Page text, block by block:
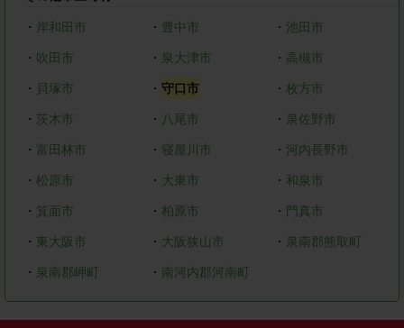
・ 岸和田市 ・ 豊中市 ・ 池田市
・ 吹田市 ・ 泉大津市 ・ 高槻市
・ 貝塚市 ・ 守口市 ・枚方市
・ 茨木市 ・ 八尾市 ・ 泉佐野市
・ 富田林市 ・ 寝屋川市 ・ 河内長野市
・ 松原市 ・ 大東市 ・ 和泉市
・ 箕面市 ・ 柏原市 ・ 門真市
・ 東大阪市 ・ 大阪狭山市 ・ 泉南郡熊取町
・ 泉南郡岬町 ・ 南河内郡河南町